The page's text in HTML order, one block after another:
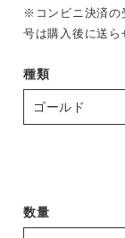
※コンビニ決済の
号は購入後に送ら
種類
数量